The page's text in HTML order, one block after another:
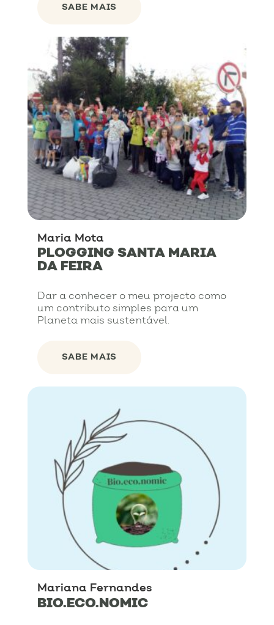
SABE MAIS
Maria Mota
PLOGGING SANTA MARIA
DA FEIRA
Dar a conhecer o meu projecto como
um contributo simples para um
Planeta mais sustentável.
SABE MAIS
Mariana Fernandes
BIO.ECO.NOMIC